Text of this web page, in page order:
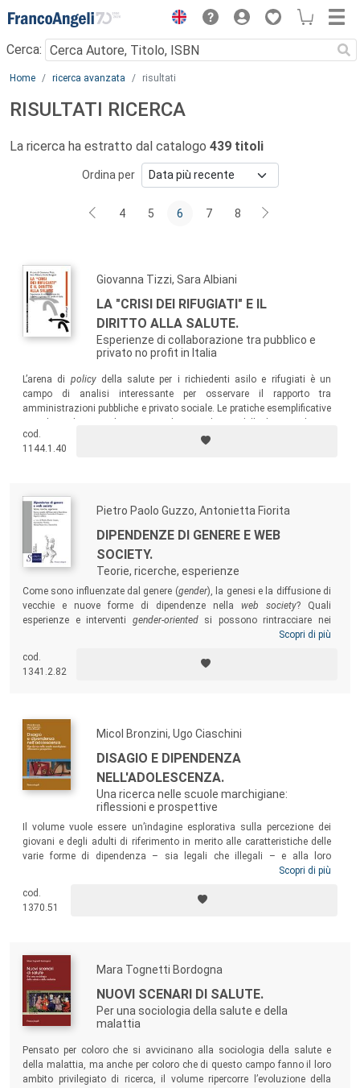
Menu
Cerca:
Main content
Home ricerca avanzata risultati
RISULTATI RICERCA
La ricerca ha estratto dal catalogo 439 titoli
Ordina per
4 5 6 7 8
Giovanna Tizzi, Sara Albiani
LA "CRISI DEI RIFUGIATI" E IL
DIRITTO ALLA SALUTE.
Esperienze di collaborazione tra pubblico e
privato no profit in Italia
L’arena di policydella salute per i richiedenti asilo e rifugiati è un
campo di analisi interessante per osservare il rapporto tra
amministrazioni pubbliche e privato sociale. Le pratiche esemplificative
di salute degli immigrati, specialmente in riferimento a persone di
nuove provenienze geo-culturali, a cui il nostro Paese non era abituato.
cod.
1144.1.40
Pietro Paolo Guzzo, Antonietta Fiorita
DIPENDENZE DI GENERE E WEB
SOCIETY.
Teorie, ricerche, esperienze
Come sono influenzate dal genere (gender), la genesi e la diffusione di
vecchie e nuove forme di dipendenze nella web society? Quali
esperienze e interventi gender-orientedsi possono rintracciare nei
diversi ambiti del sistema dei servizi delle dipendenze, specie nel
presentando i risultati di un dibattito tra ricercatori, studiosi e
professionisti del settore delle dipendenze all’indomani del Convegno
Scopri di più
cod.
1341.2.82
Micol Bronzini, Ugo Ciaschini
DISAGIO E DIPENDENZA
NELL'ADOLESCENZA.
Una ricerca nelle scuole marchigiane:
riflessioni e prospettive
Il volume vuole essere un’indagine esplorativa sulla percezione dei
giovani e degli adulti di riferimento in merito alle caratteristiche delle
varie forme di dipendenza – sia legali che illegali – e alla loro
diffusione, nel territorio marchigiano, tra gli adolescenti di 14-18 anni.
vissuti di ragazzi e adolescenti per fare luce sugli aspetti che possono
essere un preludio alle diverse forme di dipendenza.
Scopri di più
cod.
1370.51
Mara Tognetti Bordogna
NUOVI SCENARI DI SALUTE.
Per una sociologia della salute e della
malattia
Pensato per coloro che si avvicinano alla sociologia della salute e
della malattia, ma anche per coloro che di questo campo fanno il loro
ambito privilegiato di ricerca, il volume ripercorre l’evoluzione della